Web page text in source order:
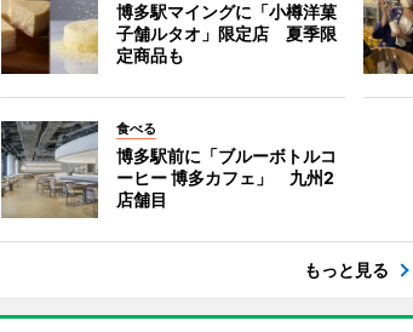
博多駅マイングに「小樽洋菓
子舗ルタオ」限定店 夏季限
定商品も
食べる
博多駅前に「ブルーボトルコ
ーヒー 博多カフェ」 九州2
店舗目
もっと見る